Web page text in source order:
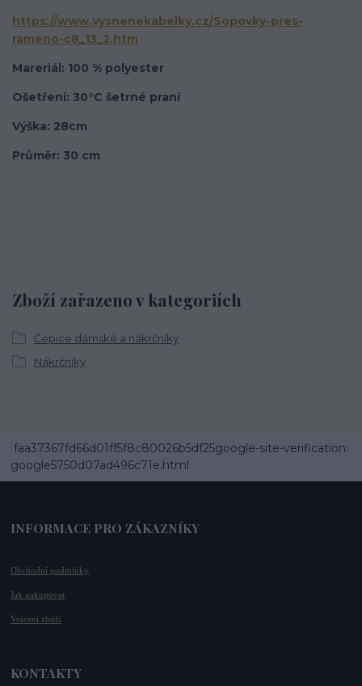
https://www.vysnenekabelky.cz/Sopovky-pres-
rameno-c8_13_2.htm
Mareriál: 100 % polyester
Ošetření: 30°C šetrné praní
Výška: 28cm
Průměr: 30 cm
Zboží zařazeno v kategoriích
Čepice dámské a nákrčníky
Nákrčníky
faa37367fd66d01ff5f8c80026b5df25google-site-verification:
google5750d07ad496c71e.html
INFORMACE PRO ZÁKAZNÍKY
Obchodní podmínky
Jak nakupovat
Vrácení zboží
KONTAKTY